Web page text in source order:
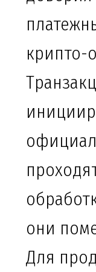
крипто-
они
Для